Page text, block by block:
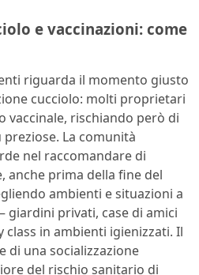
e vaccinazioni: come
riguarda il momento giusto
cucciolo: molti proprietari
vaccinale, rischiando però di
La comunità
nel raccomandare di
anche prima della fine del
ambienti e situazioni a
privati, case di amici
class in ambienti igienizzati. Il
di una socializzazione
del rischio sanitario di